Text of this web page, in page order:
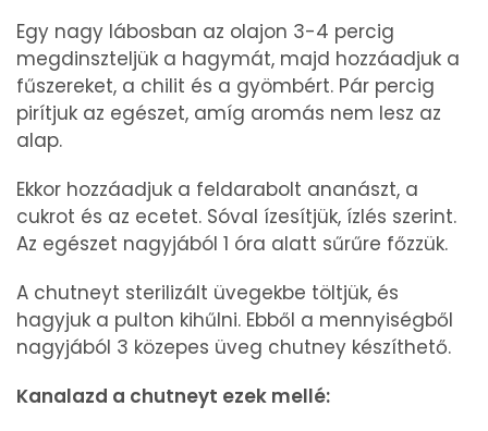
Egy nagy lábosban az olajon 3-4 percig
megdinszteljük a hagymát, majd hozzáadjuk a
fűszereket, a chilit és a gyömbért. Pár percig
pirítjuk az egészet, amíg aromás nem lesz az
alap.
Ekkor hozzáadjuk a feldarabolt ananászt, a
cukrot és az ecetet. Sóval ízesítjük, ízlés szerint.
Az egészet nagyjából 1 óra alatt sűrűre főzzük.
A chutneyt sterilizált üvegekbe töltjük, és
hagyjuk a pulton kihűlni. Ebből a mennyiségből
nagyjából 3 közepes üveg chutney készíthető.
Kanalazd a chutneyt ezek mellé: